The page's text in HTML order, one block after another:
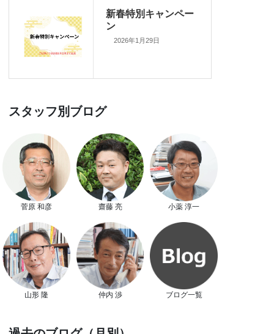
新春特別キャンペー
ン
2026年1月29日
スタッフ別ブログ
菅原 和彦 齋藤 亮 小薬 淳一
山形 隆 仲内 渉 ブログ一覧